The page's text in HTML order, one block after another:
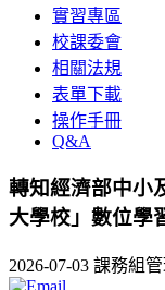
實習專區
校課委會
相關法規
表單下載
操作手冊
Q&A
轉知經濟部中小
大學校」數位學
2026-07-03 課務組